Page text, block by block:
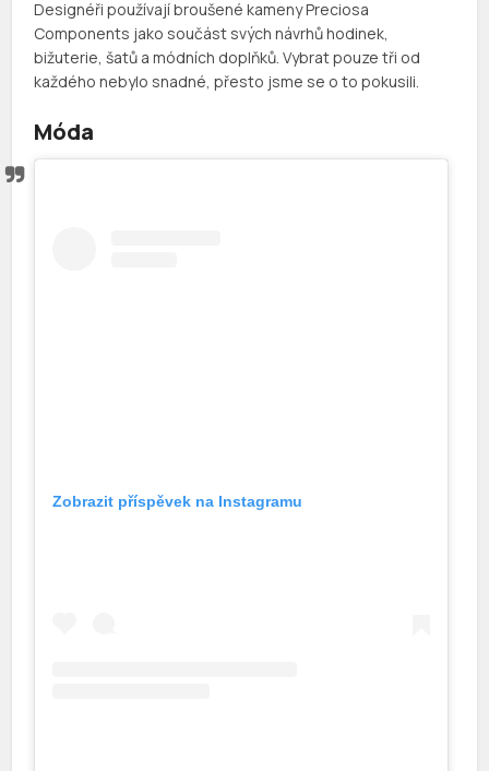
Designéři používají broušené kameny Preciosa
Components jako součást svých návrhů hodinek,
bižuterie, šatů a módních doplňků. Vybrat pouze tři od
každého nebylo snadné, přesto jsme se o to pokusili.
Móda
Zobrazit příspěvek na Instagramu